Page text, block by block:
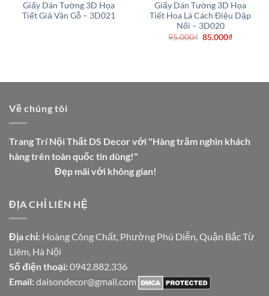
Giấy Dán Tường 3D Họa
Tiết Giả Vân Gỗ – 3D021
Giấy Dán Tường 3D Họa
Tiết Hoa Lá Cách Điệu Dập
Nổi – 3D020
95.000₫ Giá
85.000₫Giá
Về chúng tôi
Trang Trí Nội Thất DS Decor với "Hàng trăm nghìn khách
hàng trên toàn quốc tin dùng!"
Đẹp mãi với không gian!
ĐỊA CHỈ LIÊN HỆ
Địa chỉ: Hoàng Công Chất, Phường Phú Diễn, Quận Bắc Từ
Liêm, Hà Nội
Số điện thoại: 0942.882.336
Email: daisondecor@gmail.com